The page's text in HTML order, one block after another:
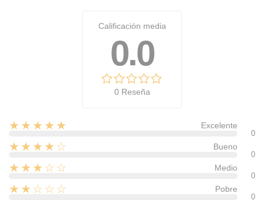
Calificación media
0.0
0 Reseña
★★★★★ Excelente
0
★★★★☆ Bueno
0
★★★☆☆ Medio
0
★★☆☆☆ Pobre
0